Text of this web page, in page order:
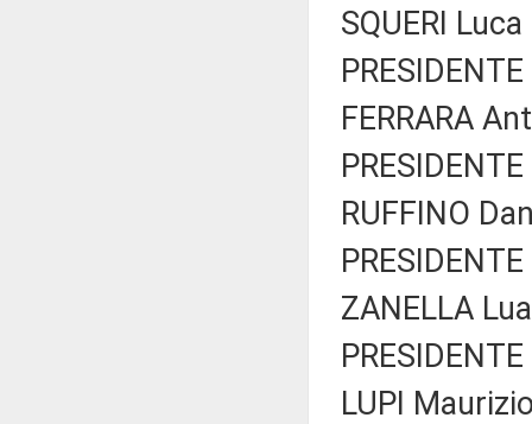
SQUERI
FERRARA
RUFFINO
ZANELLA
LUPI